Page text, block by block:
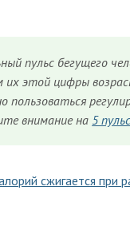
пульс бегущего
этой цифры
пользоваться
внимание на 5
сжигается при